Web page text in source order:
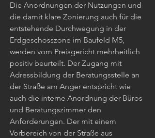
Die Anordnungen der Nutzungen und
die damit klare Zonierung auch für die
entstehende Durchwegung in der
Erdgeschosszone im Baufeld M5,
werden vom Preisgericht mehrheitlich
positiv beurteilt. Der Zugang mit
Adressbildung der Beratungsstelle an
der Straße am Anger entspricht wie
auch die interne Anordnung der Büros
und Beratungszimmer den
Anforderungen. Der mit einem
Vorbereich von der Straße aus